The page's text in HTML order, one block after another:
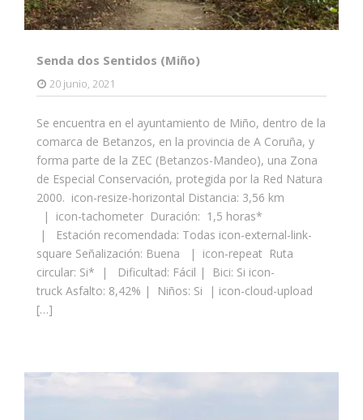
Senda dos Sentidos (Miño)
20 junio, 2021
Se encuentra en el ayuntamiento de Miño, dentro de la
comarca de Betanzos, en la provincia de A Coruña, y
forma parte de la ZEC (Betanzos-Mandeo), una Zona
de Especial Conservación, protegida por la Red Natura
2000. icon-resize-horizontal Distancia: 3,56 km
| icon-tachometer Duración: 1,5 horas*
| Estación recomendada: Todas icon-external-link-
square Señalización: Buena | icon-repeat Ruta
circular: Si* | Dificultad: Fácil | Bici: Si icon-
truck Asfalto: 8,42% | Niños: Si | icon-cloud-upload
[…]